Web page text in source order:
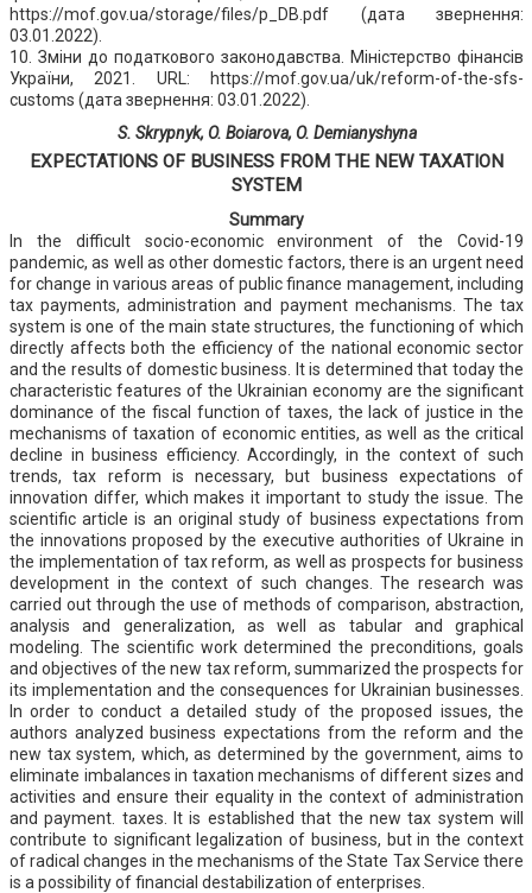
https://mof.gov.ua/storage/files/p_DB.pdf (дата звернення:
03.01.2022).
10. Зміни до податкового законодавства. Міністерство фінансів
України, 2021. URL: https://mof.gov.ua/uk/reform-of-the-sfs-
customs (дата звернення: 03.01.2022).
S. Skrypnyk, O. Boiarova, O. Demianyshyna
EXPECTATIONS OF BUSINESS FROM THE NEW TAXATION
SYSTEM
Summary
In the difficult socio-economic environment of the Covid-19
pandemic, as well as other domestic factors, there is an urgent need
for change in various areas of public finance management, including
tax payments, administration and payment mechanisms. The tax
system is one of the main state structures, the functioning of which
directly affects both the efficiency of the national economic sector
and the results of domestic business. It is determined that today the
characteristic features of the Ukrainian economy are the significant
dominance of the fiscal function of taxes, the lack of justice in the
mechanisms of taxation of economic entities, as well as the critical
decline in business efficiency. Accordingly, in the context of such
trends, tax reform is necessary, but business expectations of
innovation differ, which makes it important to study the issue. The
scientific article is an original study of business expectations from
the innovations proposed by the executive authorities of Ukraine in
the implementation of tax reform, as well as prospects for business
development in the context of such changes. The research was
carried out through the use of methods of comparison, abstraction,
analysis and generalization, as well as tabular and graphical
modeling. The scientific work determined the preconditions, goals
and objectives of the new tax reform, summarized the prospects for
its implementation and the consequences for Ukrainian businesses.
In order to conduct a detailed study of the proposed issues, the
authors analyzed business expectations from the reform and the
new tax system, which, as determined by the government, aims to
eliminate imbalances in taxation mechanisms of different sizes and
activities and ensure their equality in the context of administration
and payment. taxes. It is established that the new tax system will
contribute to significant legalization of business, but in the context
of radical changes in the mechanisms of the State Tax Service there
is a possibility of financial destabilization of enterprises.